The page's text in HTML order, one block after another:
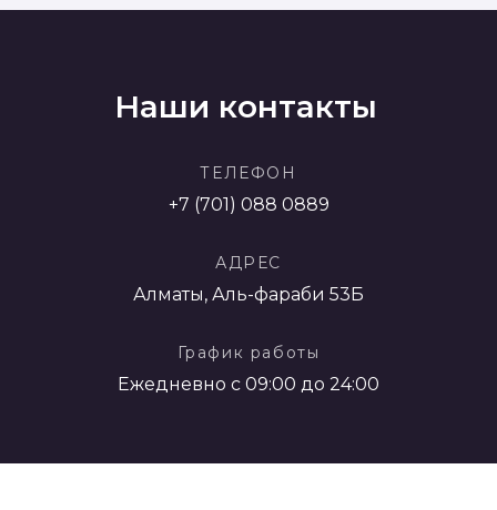
Наши контакты
ТЕЛЕФОН
+7 (701) 088 0889
АДРЕС
Алматы, Аль-фараби 53Б
График работы
Ежедневно с 09:00 до 24:00